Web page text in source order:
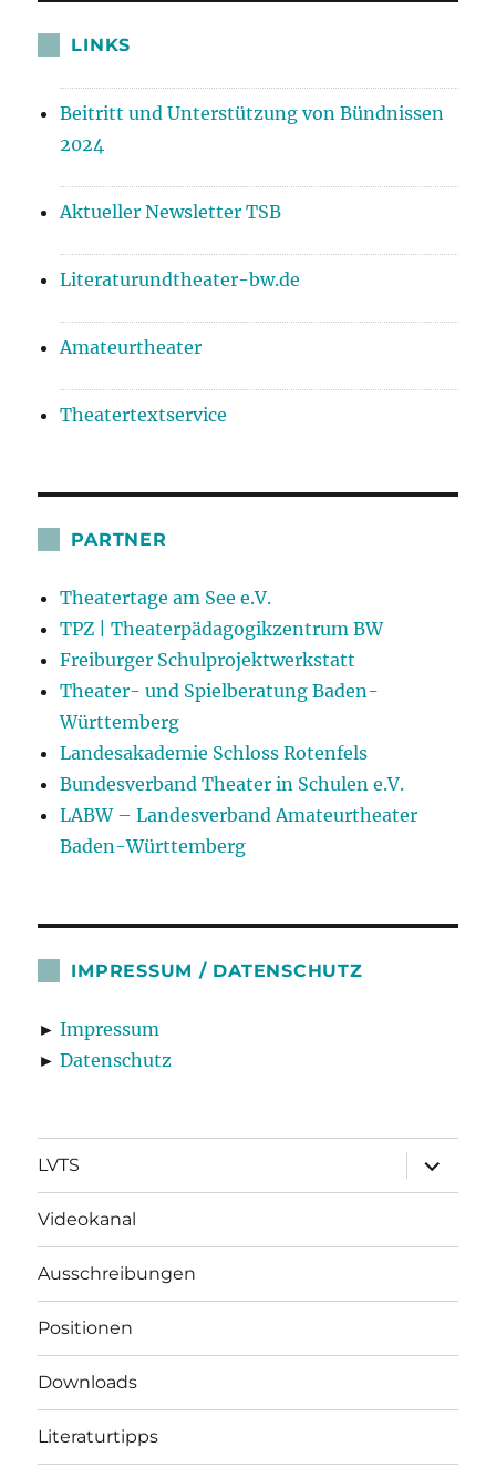
LINKS
Beitritt und Unterstützung von Bündnissen
2024
Aktueller Newsletter TSB
Literaturundtheater-bw.de
Amateurtheater
Theatertextservice
PARTNER
Theatertage am See e.V.
TPZ | Theaterpädagogikzentrum BW
Freiburger Schulprojektwerkstatt
Theater- und Spielberatung Baden-
Württemberg
Landesakademie Schloss Rotenfels
Bundesverband Theater in Schulen e.V.
LABW – Landesverband Amateurtheater
Baden-Württemberg
IMPRESSUM / DATENSCHUTZ
►Impressum
►Datenschutz
LVTS
öffnen
Videokanal
Ausschreibungen
Positionen
Downloads
Literaturtipps